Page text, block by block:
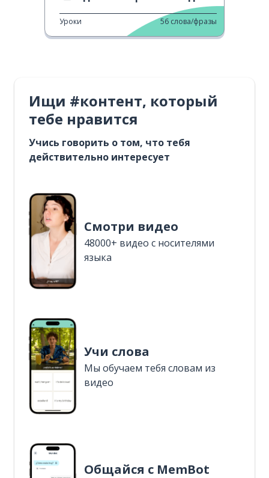
Уроки 56 слова/фразы
Ищи #контент, который
тебе нравится
Учись говорить о том, что тебя
действительно интересует
Смотри видео
48000+ видео с носителями
языка
Учи слова
Мы обучаем тебя словам из
видео
Общайся с MemBot